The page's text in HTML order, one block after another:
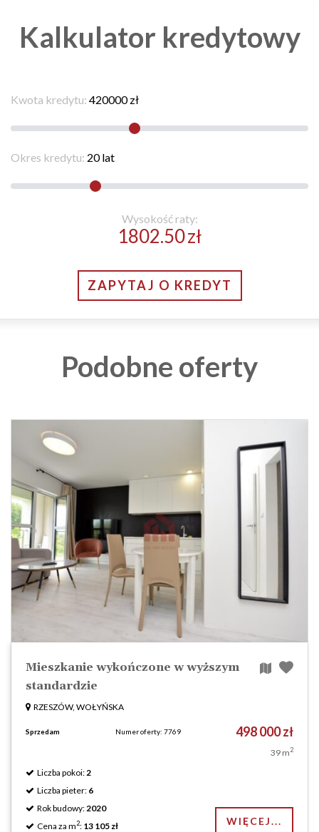
Kalkulator kredytowy
Kwota kredytu: 420000 zł
Okres kredytu: 20 lat
Wysokość raty:
1802.50zł
ZAPYTAJ O KREDYT
Podobne oferty
Mieszkanie wykończone w wyższym
standardzie
RZESZÓW, WOŁYŃSKA
Sprzedam Numer oferty: 7769 498 000 zł
39 m2
Liczba pokoi: 2
Liczba pieter: 6
Rok budowy: 2020
Cena za m2: 13 105 zł WIĘCEJ...